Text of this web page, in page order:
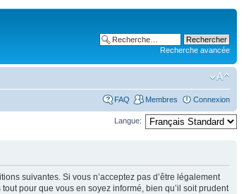
Recherche avancée
FAQ Membres Connexion
Langue:
suivantes. Si vous n’acceptez pas d’être légalement
pour que vous en soyez informé, bien qu’il soit prudent